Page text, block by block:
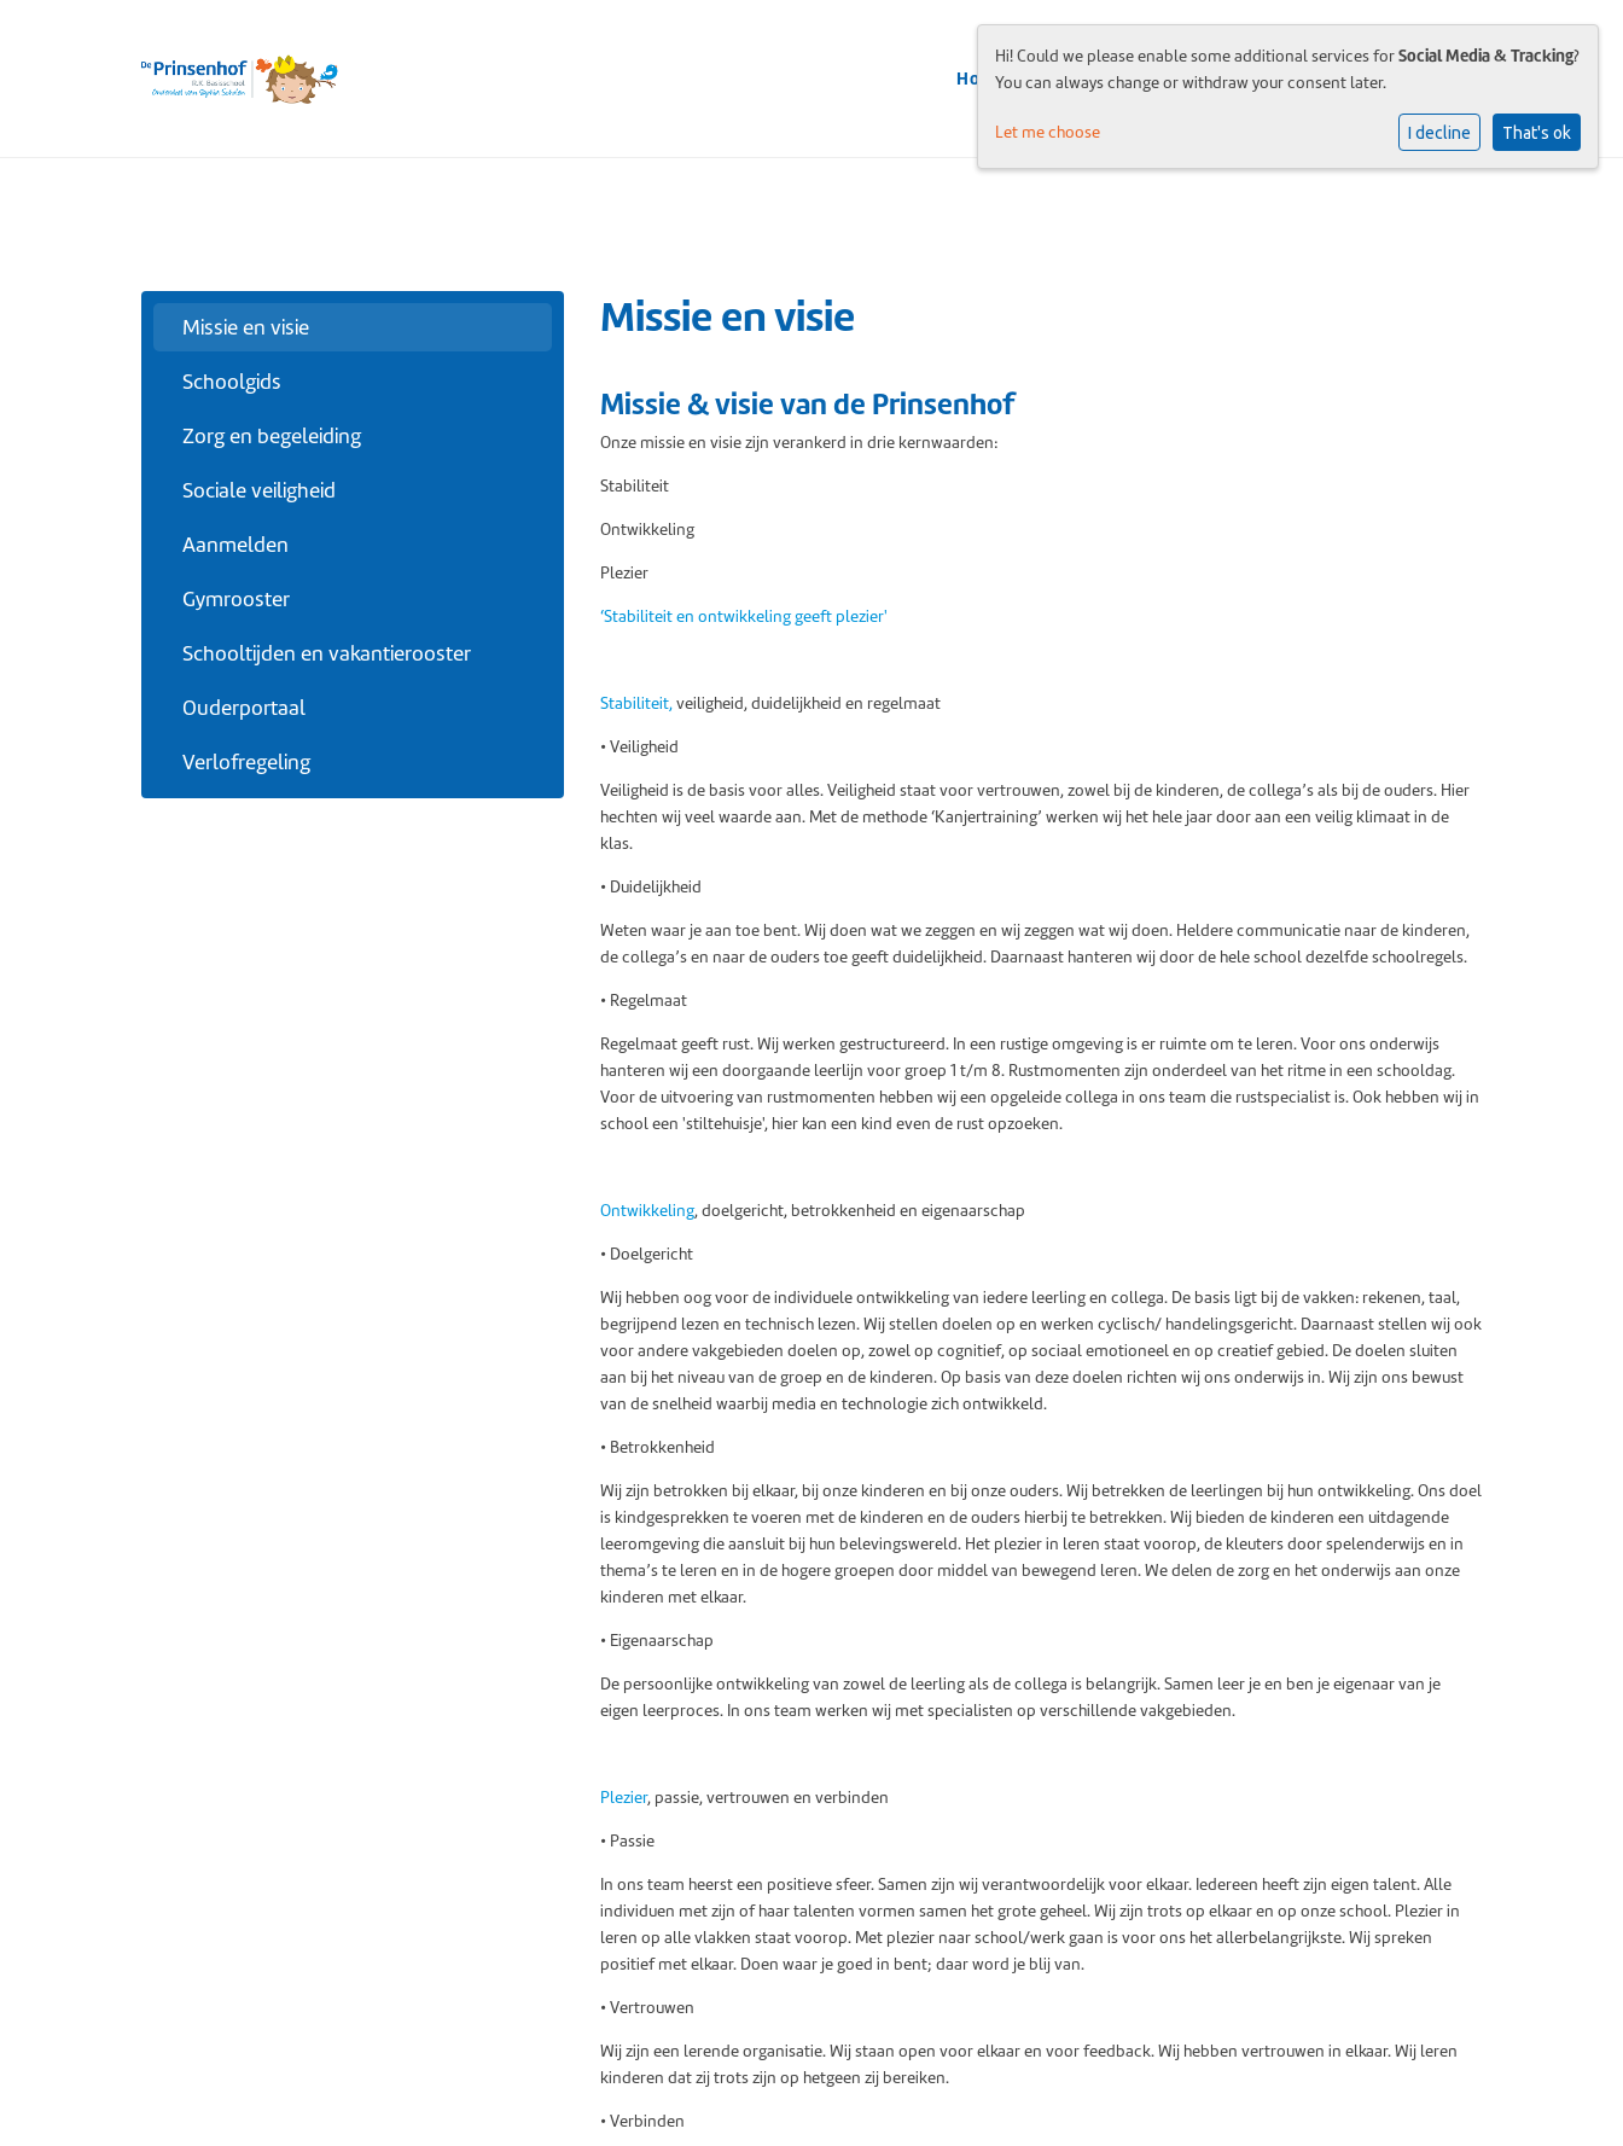
Home Informatie Brede school Organisatie
Missie en visie
Schoolgids
Zorg en begeleiding
Sociale veiligheid
Aanmelden
Gymrooster
Schooltijden en vakantierooster
Ouderportaal
Verlofregeling
Missie en visie
Missie & visie van de Prinsenhof
Onze missie en visie zijn verankerd in drie kernwaarden:
Stabiliteit
Ontwikkeling
Plezier
‘Stabiliteit en ontwikkeling geeft plezier'
Stabiliteit,veiligheid, duidelijkheid en regelmaat
• Veiligheid
Veiligheid is de basis voor alles. Veiligheid staat voor vertrouwen, zowel bij de kinderen, de collega’s als bij de ouders. Hier
hechten wij veel waarde aan. Met de methode ‘Kanjertraining’ werken wij het hele jaar door aan een veilig klimaat in de
klas.
• Duidelijkheid
Weten waar je aan toe bent. Wij doen wat we zeggen en wij zeggen wat wij doen. Heldere communicatie naar de kinderen,
de collega’s en naar de ouders toe geeft duidelijkheid. Daarnaast hanteren wij door de hele school dezelfde schoolregels.
• Regelmaat
Regelmaat geeft rust. Wij werken gestructureerd. In een rustige omgeving is er ruimte om te leren. Voor ons onderwijs
hanteren wij een doorgaande leerlijn voor groep 1 t/m 8. Rustmomenten zijn onderdeel van het ritme in een schooldag.
Voor de uitvoering van rustmomenten hebben wij een opgeleide collega in ons team die rustspecialist is. Ook hebben wij in
school een 'stiltehuisje', hier kan een kind even de rust opzoeken.
Ontwikkeling, doelgericht, betrokkenheid en eigenaarschap
• Doelgericht
Wij hebben oog voor de individuele ontwikkeling van iedere leerling en collega. De basis ligt bij de vakken: rekenen, taal,
begrijpend lezen en technisch lezen. Wij stellen doelen op en werken cyclisch/ handelingsgericht. Daarnaast stellen wij ook
voor andere vakgebieden doelen op, zowel op cognitief, op sociaal emotioneel en op creatief gebied. De doelen sluiten
aan bij het niveau van de groep en de kinderen. Op basis van deze doelen richten wij ons onderwijs in. Wij zijn ons bewust
van de snelheid waarbij media en technologie zich ontwikkeld.
• Betrokkenheid
Wij zijn betrokken bij elkaar, bij onze kinderen en bij onze ouders. Wij betrekken de leerlingen bij hun ontwikkeling. Ons doel
is kindgesprekken te voeren met de kinderen en de ouders hierbij te betrekken. Wij bieden de kinderen een uitdagende
leeromgeving die aansluit bij hun belevingswereld. Het plezier in leren staat voorop, de kleuters door spelenderwijs en in
thema’s te leren en in de hogere groepen door middel van bewegend leren. We delen de zorg en het onderwijs aan onze
kinderen met elkaar.
• Eigenaarschap
De persoonlijke ontwikkeling van zowel de leerling als de collega is belangrijk. Samen leer je en ben je eigenaar van je
eigen leerproces. In ons team werken wij met specialisten op verschillende vakgebieden.
Plezier, passie, vertrouwen en verbinden
• Passie
In ons team heerst een positieve sfeer. Samen zijn wij verantwoordelijk voor elkaar. Iedereen heeft zijn eigen talent. Alle
individuen met zijn of haar talenten vormen samen het grote geheel. Wij zijn trots op elkaar en op onze school. Plezier in
leren op alle vlakken staat voorop. Met plezier naar school/werk gaan is voor ons het allerbelangrijkste. Wij spreken
positief met elkaar. Doen waar je goed in bent; daar word je blij van.
• Vertrouwen
Wij zijn een lerende organisatie. Wij staan open voor elkaar en voor feedback. Wij hebben vertrouwen in elkaar. Wij leren
kinderen dat zij trots zijn op hetgeen zij bereiken.
• Verbinden
Hi! Could we please enable some additional services forSocial Media & Tracking?
You can always change or withdraw your consent later.
Let me choose I decline That's ok